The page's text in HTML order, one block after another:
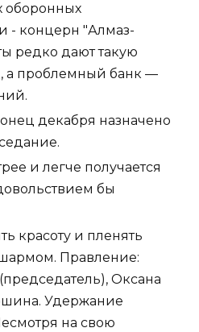
оборонных
- концерн "Алмаз-
редко дают такую
а проблемный банк —
декабря назначено
и легче получается
бы
красоту и пленять
Правление:
Оксана
Удержание
на свою